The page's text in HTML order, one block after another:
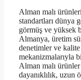
Alman malı
standartları dünya
görmüş ve yüksek
Almanya, üretim
denetimler ve
mekanizmalarıyla
Alman malı
dayanıklılık, uzun